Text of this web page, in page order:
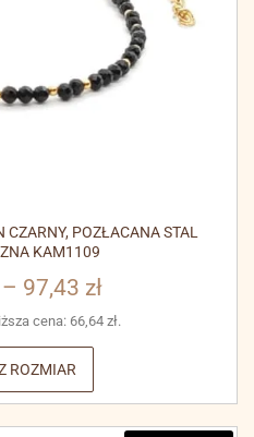
POZŁACANA STAL
KAM1109
– 97,43 zł
cena: 66,64 zł.
ROZMIAR